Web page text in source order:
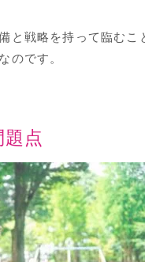
と戦略を持って臨むこ
のです。
点